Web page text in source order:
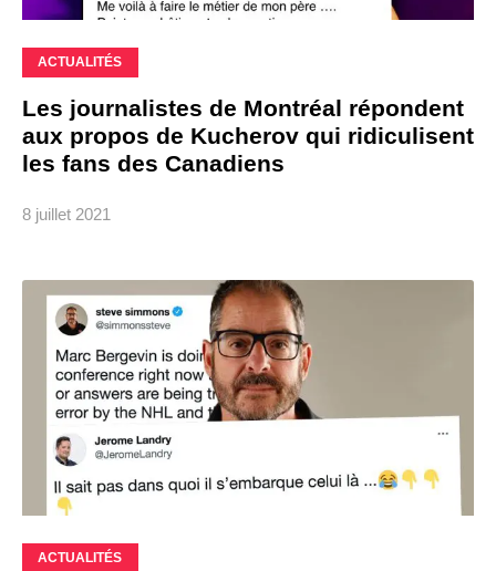
ACTUALITÉS
Les journalistes de Montréal répondent
aux propos de Kucherov qui ridiculisent
les fans des Canadiens
8 juillet 2021
ACTUALITÉS